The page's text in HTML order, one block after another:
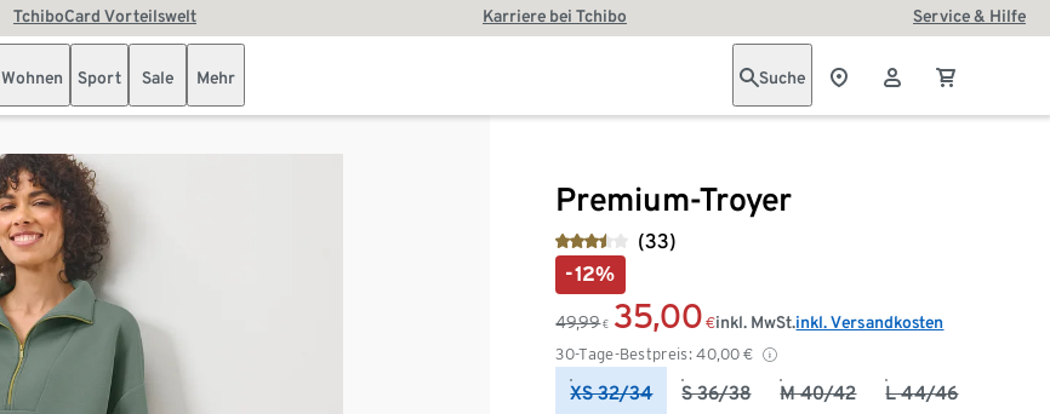
TchiboCard Vorteilswelt Karriere bei Tchibo Service & Hilfe
Wohnen Sport Sale Mehr Suche
Premium-Troyer
(33)
-12%
49,99 € 35,00 €
30-Tage-Bestpreis: 40,00 €
inkl. MwSt.inkl. Versandkosten
XS 32/34 S 36/38 M 40/42 L 44/46